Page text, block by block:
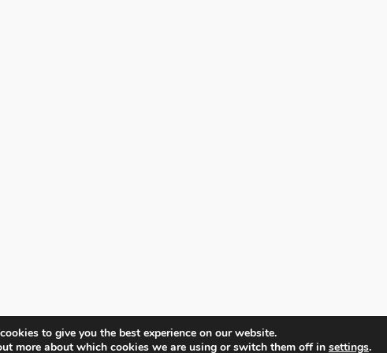
to give you the best experience on our website.
more about which cookies we are using or switch them off in settings.